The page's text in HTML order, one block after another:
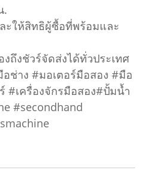
.
ให้สิทธิผู้ซื้อที่พร้อมและ
ถึงชัวร์จัดส่งได้ทั่วประเทศ
อช่าง #มอเตอร์มือสอง #มือ
#เครื่องจักรมือสอง#ปั้มน้ำ
#secondhand